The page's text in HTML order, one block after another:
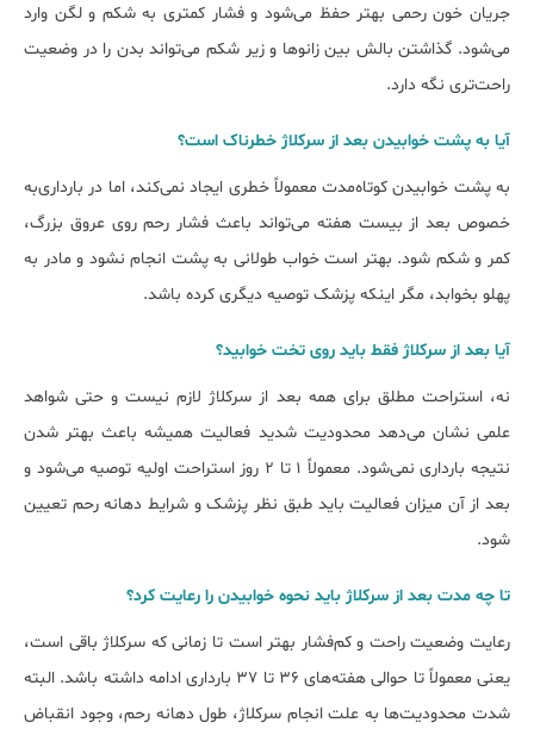
جریان خون رحمی بهتر حفظ می‌شود و فشار کمتری به شکم و لگن وارد
می‌شود. گذاشتن بالش بین زانوها و زیر شکم می‌تواند بدن را در وضعیت
راحت‌تری نگه دارد.
آیا به پشت خوابیدن بعد از سرکلاژ خطرناک است؟
به پشت خوابیدن کوتاه‌مدت معمولاً خطری ایجاد نمی‌کند، اما در بارداری‌به
خصوص بعد از بیست هفته می‌تواند باعث فشار رحم روی عروق بزرگ،
کمر و شکم شود. بهتر است خواب طولانی به پشت انجام نشود و مادر به
پهلو بخوابد، مگر اینکه پزشک توصیه دیگری کرده باشد.
آیا بعد از سرکلاژ فقط باید روی تخت خوابید؟
نه، استراحت مطلق برای همه بعد از سرکلاژ لازم نیست و حتی شواهد
علمی نشان می‌دهد محدودیت شدید فعالیت همیشه باعث بهتر شدن
نتیجه بارداری نمی‌شود. معمولاً ۱ تا ۲ روز استراحت اولیه توصیه می‌شود و
بعد از آن میزان فعالیت باید طبق نظر پزشک و شرایط دهانه رحم تعیین
شود.
تا چه مدت بعد از سرکلاژ باید نحوه خوابیدن را رعایت کرد؟
رعایت وضعیت راحت و کم‌فشار بهتر است تا زمانی که سرکلاژ باقی است،
یعنی معمولاً تا حوالی هفته‌های ۳۶ تا ۳۷ بارداری ادامه داشته باشد. البته
شدت محدودیت‌ها به علت انجام سرکلاژ، طول دهانه رحم، وجود انقباض